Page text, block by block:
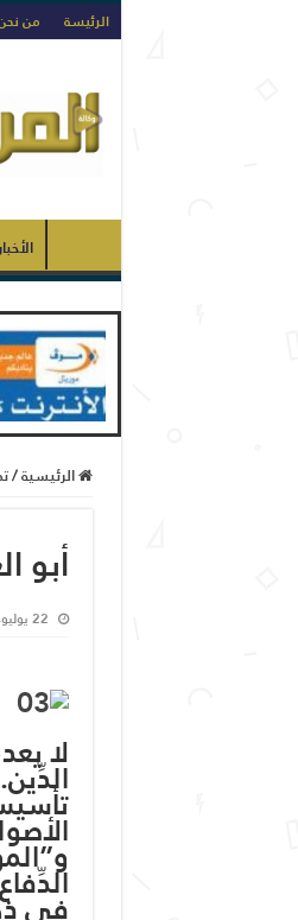
الرئيسة من
الرئيسية/
أبو
22 يوليو, 2015
لا
في